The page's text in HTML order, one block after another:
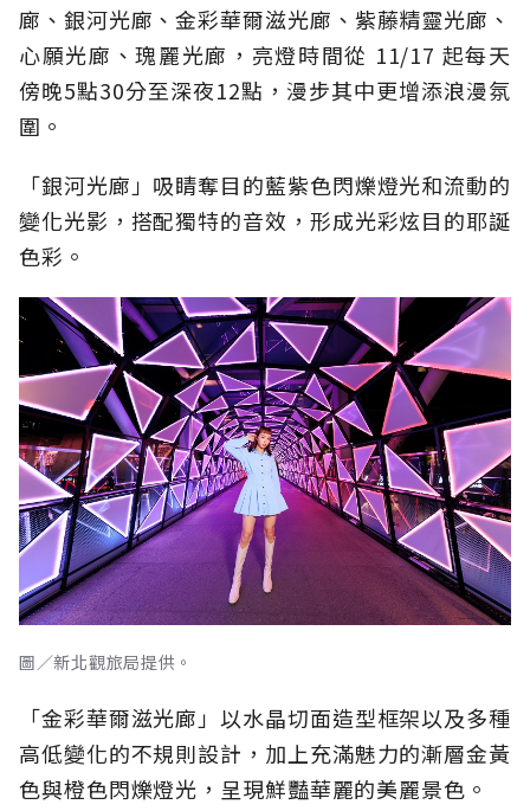
廊、銀河光廊、金彩華爾滋光廊、紫藤精靈光廊、
心願光廊、瑰麗光廊，亮燈時間從 11/17 起每天
傍晚5點30分至深夜12點，漫步其中更增添浪漫氛
圍。
「銀河光廊」吸睛奪目的藍紫色閃爍燈光和流動的
變化光影，搭配獨特的音效，形成光彩炫目的耶誕
色彩。
圖／新北觀旅局提供。
「金彩華爾滋光廊」以水晶切面造型框架以及多種
高低變化的不規則設計，加上充滿魅力的漸層金黃
色與橙色閃爍燈光，呈現鮮豔華麗的美麗景色。